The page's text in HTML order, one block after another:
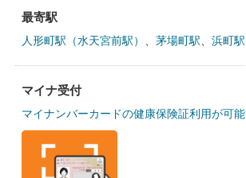
最寄駅
人形町駅（水天宮前駅） 茅場町駅 浜町駅
マイナ受付
マイナンバーカードの健康保険証利用が可能